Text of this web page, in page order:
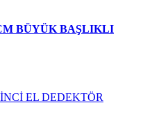
BÜYÜK BAŞLIKLI